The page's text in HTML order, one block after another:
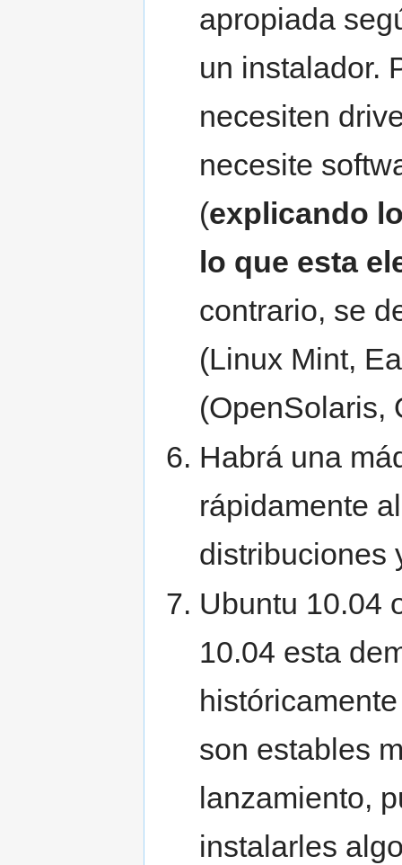
apropiada
un instalador.
necesiten
necesite
(explicando
lo que esta
contrario, se
(Linux Mint,
(OpenSolaris,
Habrá una
rápidamente
distribuciones
Ubuntu 10.04
10.04 esta
son estables
lanzamiento,
instalarles